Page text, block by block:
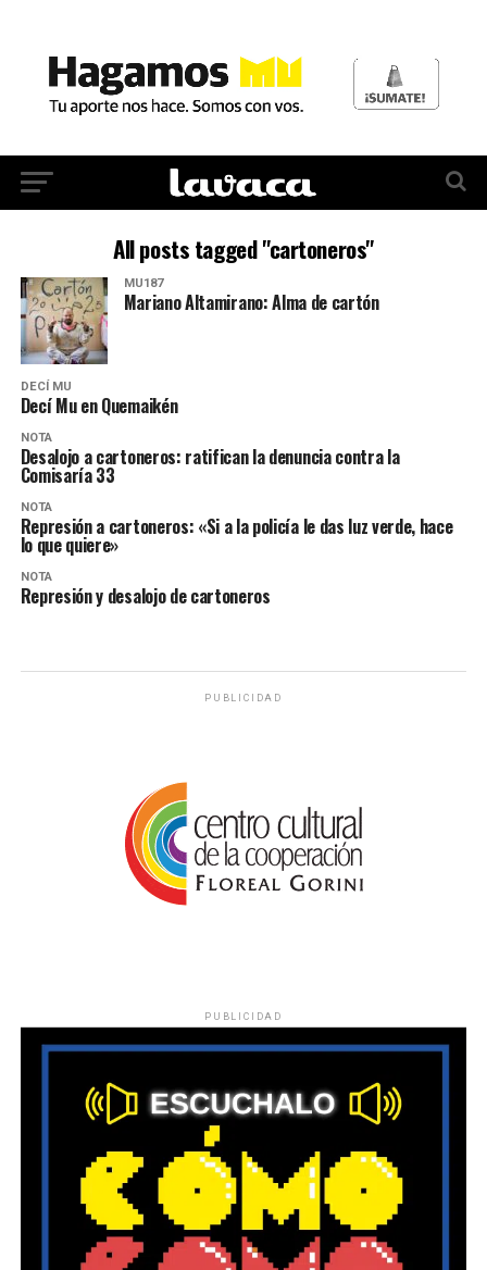
All posts tagged "cartoneros"
MU187
Mariano Altamirano: Alma de cartón
DECÍ MU
Decí Mu en Quemaikén
NOTA
Desalojo a cartoneros: ratifican la denuncia contra la
Comisaría 33
NOTA
Represión a cartoneros: «Si a la policía le das luz verde, hace
lo que quiere»
NOTA
Represión y desalojo de cartoneros
PUBLICIDAD
PUBLICIDAD